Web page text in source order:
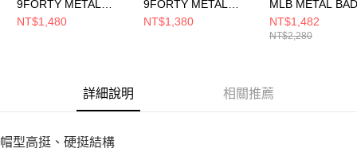
9FORTY METAL
BADGE SS26 洛杉磯
NT$1,480
9FORTY METAL
BADGE SS26 洛杉磯
NT$1,380
MLB METAL
洛杉磯道奇 石墨
NE14499874
NT$1,482
NT$2,280
詳細說明 相關推薦
帽型高挺、硬挺結構